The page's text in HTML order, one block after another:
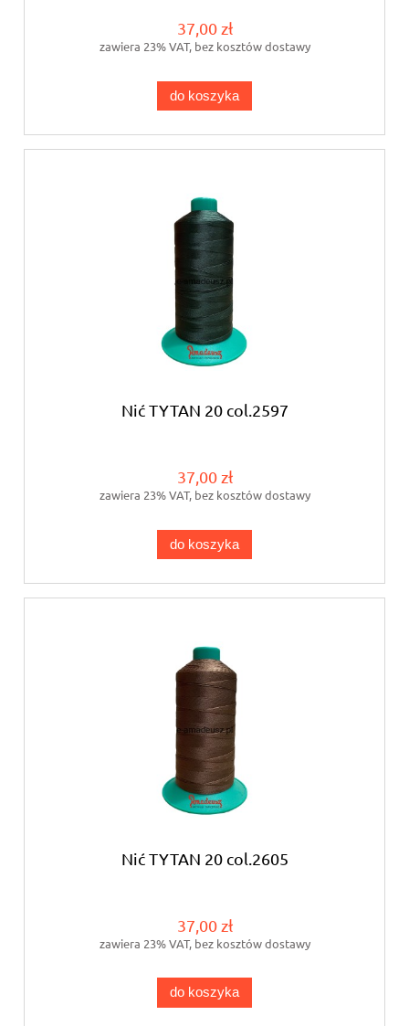
37,00 zł
zawiera 23% VAT, bez kosztów dostawy
do koszyka
Nić TYTAN 20 col.2597
37,00 zł
zawiera 23% VAT, bez kosztów dostawy
do koszyka
Nić TYTAN 20 col.2605
37,00 zł
zawiera 23% VAT, bez kosztów dostawy
do koszyka